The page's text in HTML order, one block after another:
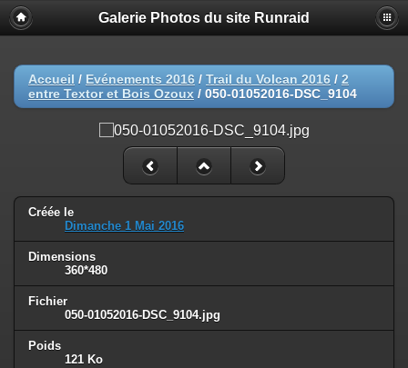
Galerie Photos du site Runraid
Accueil / Evénements 2016 / Trail du Volcan 2016 / 2
entre Textor et Bois Ozoux / 050-01052016-DSC_9104
Créée le
Dimanche 1 Mai 2016
Dimensions
360*480
Fichier
050-01052016-DSC_9104.jpg
Poids
121 Ko